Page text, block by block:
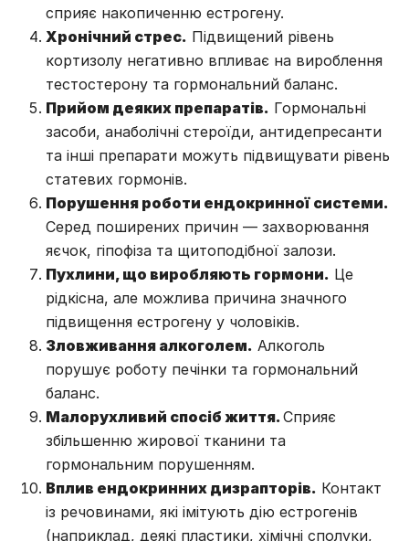
сприяє накопиченню естрогену.
Хронічний стрес. Підвищений рівень
кортизолу негативно впливає на вироблення
тестостерону та гормональний баланс.
Прийом деяких препаратів. Гормональні
засоби, анаболічні стероїди, антидепресанти
та інші препарати можуть підвищувати рівень
статевих гормонів.
Порушення роботи ендокринної системи.
Серед поширених причин — захворювання
яєчок, гіпофіза та щитоподібної залози.
Пухлини, що виробляють гормони. Це
рідкісна, але можлива причина значного
підвищення естрогену у чоловіків.
Зловживання алкоголем. Алкоголь
порушує роботу печінки та гормональний
баланс.
Малорухливий спосіб життя.Сприяє
збільшенню жирової тканини та
гормональним порушенням.
Вплив ендокринних дизрапторів. Контакт
із речовинами, які імітують дію естрогенів
(наприклад, деякі пластики, хімічні сполуки,